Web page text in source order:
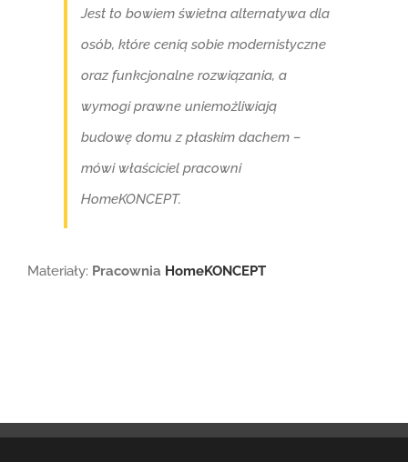
Jest to bowiem świetna alternatywa dla
osób, które cenią sobie modernistyczne
oraz funkcjonalne rozwiązania, a
wymogi prawne uniemożliwiają
budowę domu z płaskim dachem –
mówi właściciel pracowni
HomeKONCEPT.
Materiały: Pracownia HomeKONCEPT